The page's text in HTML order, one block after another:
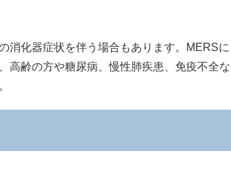
消化器症状を伴う場合もあります。MERSに
高齢の方や糖尿病、慢性肺疾患、免疫不全な